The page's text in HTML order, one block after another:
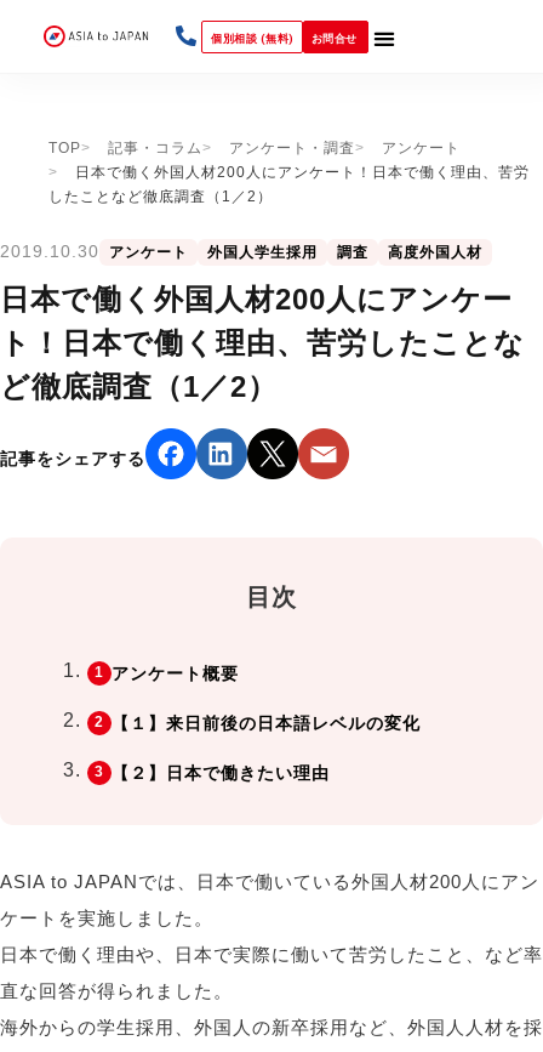
個別相談 (無料) お問合せ
TOP 記事・コラム アンケート・調査
アンケート
日本で働く外国人材200人にアンケート！日本で働く理由、苦労
したことなど徹底調査（1／2）
2019.10.30 アンケート 外国人学生採用 調査 高度外国人材
日本で働く外国人材200人にアンケー
ト！日本で働く理由、苦労したことな
ど徹底調査（1／2）
記事をシェアする
目次
アンケート概要
【１】来日前後の日本語レベルの変化
【２】日本で働きたい理由
ASIA to JAPANでは、日本で働いている外国人材200人にアン
ケートを実施しました。
日本で働く理由や、日本で実際に働いて苦労したこと、など率
直な回答が得られました。
海外からの学生採用、外国人の新卒採用など、外国人人材を採